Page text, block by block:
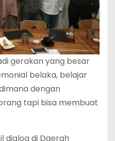
gerakan yang besar
belaka, belajar
dengan
tapi bisa membuat
dialog di Daerah